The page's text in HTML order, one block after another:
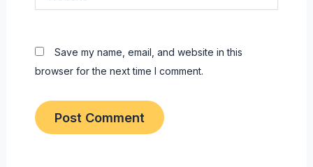
Save my name, email, and website in this
browser for the next time I comment.